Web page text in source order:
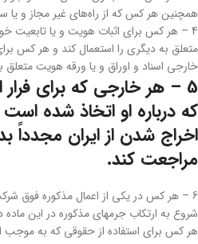
همچنین هر کس که از راه‌های غیر مجاز و یا
4 – هر کس برای اثبات هویت و یا تابعیت
متعلق به دیگری را استعمال کند و هر کس
خارجی اسناد و اوراق و یا ورقه هویت متعلق
5 – هر خارجی که برای
که درباره او اتخاذ شده
اخراج شدن از ایران مجدداً
مراجعت کند.
6 – هر کس در یکی از اعمال مذکوره فوق شرکت یا معاونت کرده باشد.
‌شروع به ارتکاب جرمهای مذکوره در این
هر کس برای استفاده از حقوقی که به موجب